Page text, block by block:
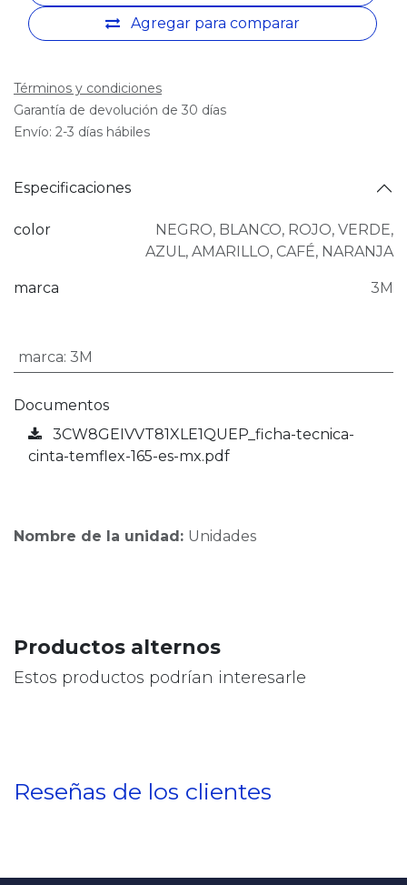
Agregar para comparar
Términos y condiciones
Garantía de devolución de 30 días
Envío: 2-3 días hábiles
Especificaciones
color NEGRO, BLANCO, ROJO, VERDE,
AZUL , AMARILLO, CAFÉ, NARANJA
marca 3M
marca: 3M
Documentos
3CW8GEIVVT81XLE1QUEP_ficha-tecnica-
cinta-temflex-165-es-mx.pdf
Nombre de la unidad: Unidades
Productos alternos
Estos productos podrían interesarle
Reseñas de los clientes